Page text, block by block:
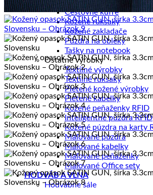
Cestovné tašky
Cestovné kufre
Kožené ruksaky
Kožené zakladače
Púzdra na obleky
Tašky na notebook
Ostatné výrobky
Textilné výrobky
Textilné ruksaky
Pletené kožené výrobky
Pletené kabelky
Kožené peňaženky RFID
Inteligentné púzdra RFID
Kožené púzdra na karty
Maľované púzdra
Maľované kabelky
Maľované peňaženky
Maľované Office sety
HODVÁB A VLNA
Hodvábne šále